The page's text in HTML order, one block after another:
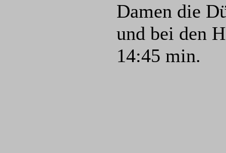
Damen die
und bei den
14:45 min.